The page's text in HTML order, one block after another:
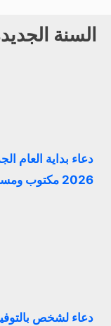
السنة
دعاء بداية العام
2026 مكتوب ومستجاب
دعاء لشخص